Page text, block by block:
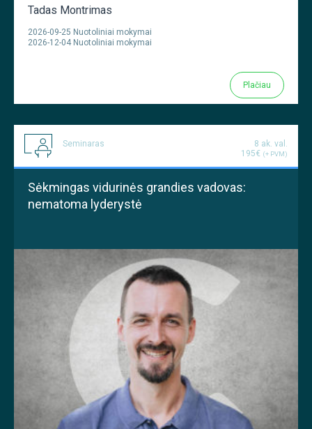
Tadas Montrimas
2026-09-25 Nuotoliniai mokymai
2026-12-04 Nuotoliniai mokymai
Plačiau
Seminaras
8 ak. val.
195€ (+ PVM)
Sėkmingas vidurinės grandies vadovas:
nematoma lyderystė